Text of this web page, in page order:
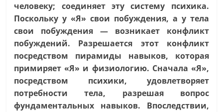
человеку; соединяет эту систему психика.
Поскольку у «Я» свои побуждения, а у тела
свои побуждения — возникает конфликт
побуждений. Разрешается этот конфликт
посредством пирамиды навыков, которая
примиряет «Я» и физиологию. Сначала «Я»,
посредством психики, удовлетворяет
потребности тела, разрешая вопрос
фундаментальных навыков. Впоследствии,